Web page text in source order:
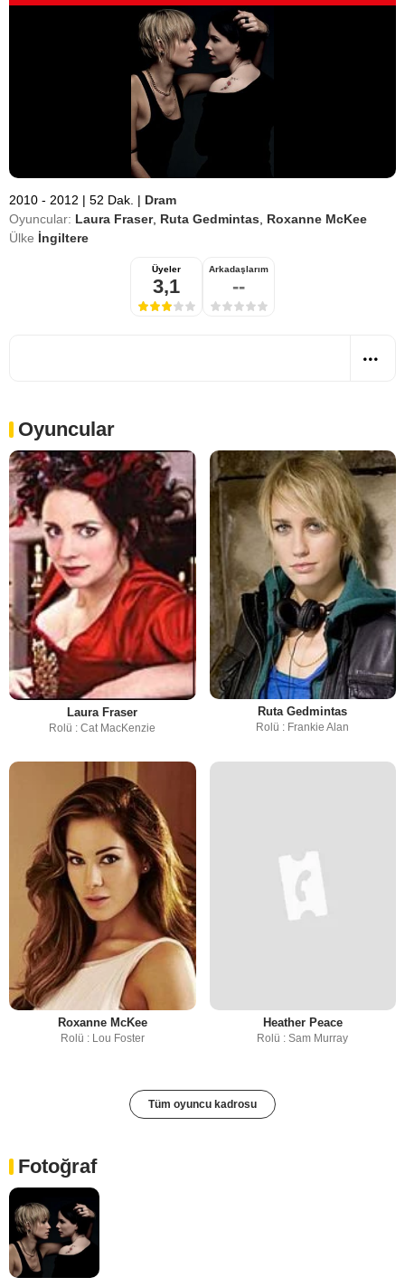
2010 - 2012 | 52 Dak. | Dram
Oyuncular: Laura Fraser, Ruta Gedmintas
Roxanne McKee
Ülke İngiltere
Üyeler
3,1
Arkadaşlarım
--
Oyuncular
Laura Fraser
Rolü : Cat MacKenzie
Ruta Gedmintas
Rolü : Frankie Alan
Roxanne McKee
Rolü : Lou Foster
Heather Peace
Rolü : Sam Murray
Tüm oyuncu kadrosu
Fotoğraf